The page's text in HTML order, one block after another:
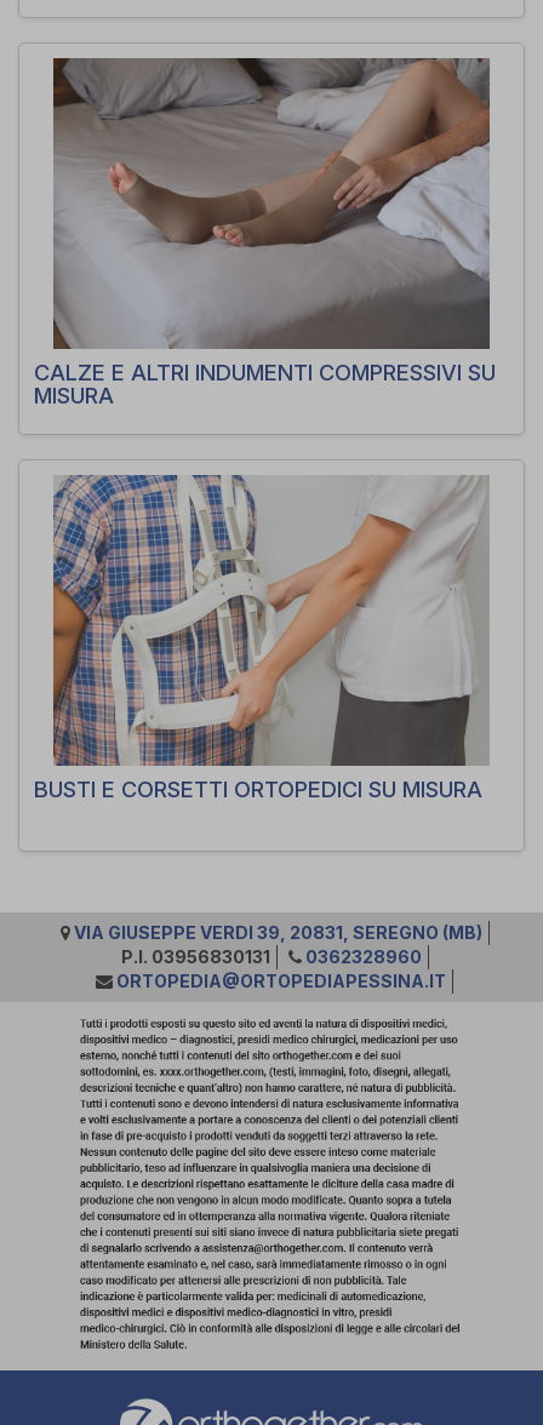
CALZE E ALTRI INDUMENTI COMPRESSIVI SU
MISURA
BUSTI E CORSETTI ORTOPEDICI SU MISURA
VIA GIUSEPPE VERDI 39, 20831, SEREGNO (MB)
P.I. 03956830131
0362328960
ORTOPEDIA@ORTOPEDIAPESSINA.IT